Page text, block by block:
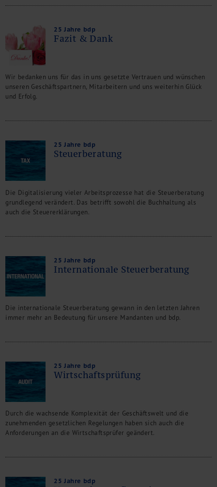
25 Jahre bdp
Fazit & Dank
Wir bedanken uns für das in uns gesetzte Vertrauen und wünschen
unseren Geschäftspartnern, Mitarbeitern und uns weiterhin Glück
und Erfolg.
25 Jahre bdp
Steuerberatung
Die Digitalisierung vieler Arbeitsprozesse hat die Steuerberatung
grundlegend verändert. Das betrifft sowohl die Buchhaltung als
auch die Steuererklärungen.
25 Jahre bdp
Internationale Steuerberatung
Die internationale Steuerberatung gewann in den letzten Jahren
immer mehr an Bedeutung für unsere Mandanten und bdp.
25 Jahre bdp
Wirtschaftsprüfung
Durch die wachsende Komplexität der Geschäftswelt und die
zunehmenden gesetzlichen Regelungen haben sich auch die
Anforderungen an die Wirtschaftsprüfer geändert.
25 Jahre bdp